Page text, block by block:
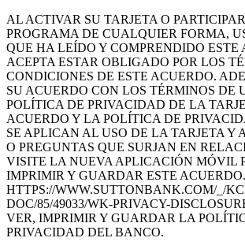
AL ACTIVAR SU TARJETA O
PROGRAMA DE CUALQUIER FORMA,
QUE HA LEÍDO Y COMPRENDIDO ESTE
ACEPTA ESTAR OBLIGADO POR LOS
CONDICIONES DE ESTE ACUERDO.
SU ACUERDO CON LOS TÉRMINOS DE
POLÍTICA DE PRIVACIDAD DE LA
ACUERDO Y LA POLÍTICA DE
SE APLICAN AL USO DE LA TARJETA Y
O PREGUNTAS QUE SURJAN EN
VISITE LA NUEVA APLICACIÓN MÓVIL
IMPRIMIR Y GUARDAR ESTE
HTTPS://WWW.SUTTONBANK.COM/_/
DOC/85/49033/WK-PRIVACY-
VER, IMPRIMIR Y GUARDAR LA
PRIVACIDAD DEL BANCO.